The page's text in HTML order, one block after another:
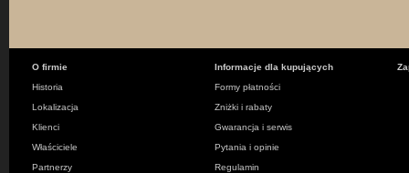
O firmie
Historia
Lokalizacja
Klienci
Właściciele
Partnerzy
Informacje dla kupujących
Formy płatności
Zniżki i rabaty
Gwarancja i serwis
Pytania i opinie
Regulamin